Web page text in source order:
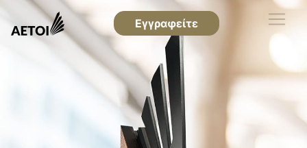
Εγγραφείτε